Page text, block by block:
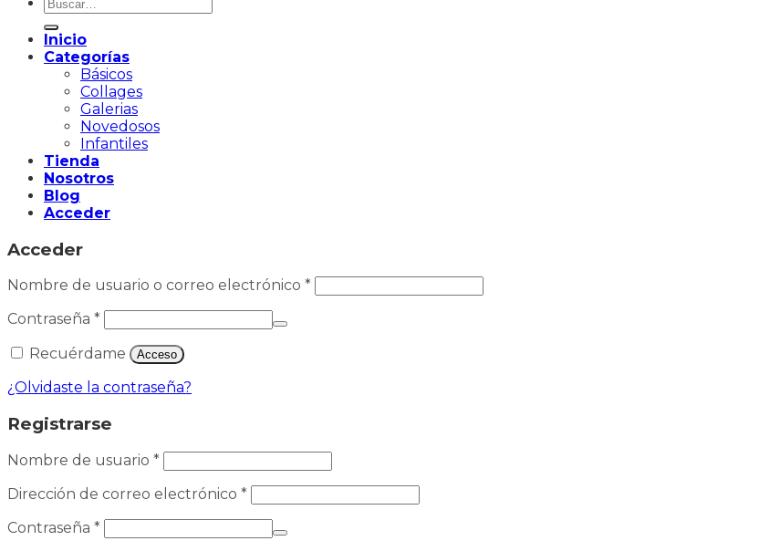
Inicio
Categorías
Básicos
Collages
Galerias
Novedosos
Infantiles
Tienda
Nosotros
Blog
Acceder
Acceder
Nombre de usuario o correo electrónico *
Contraseña *
Recuérdame
Acceso
¿Olvidaste la contraseña?
Registrarse
Nombre de usuario *
Dirección de correo electrónico *
Contraseña *